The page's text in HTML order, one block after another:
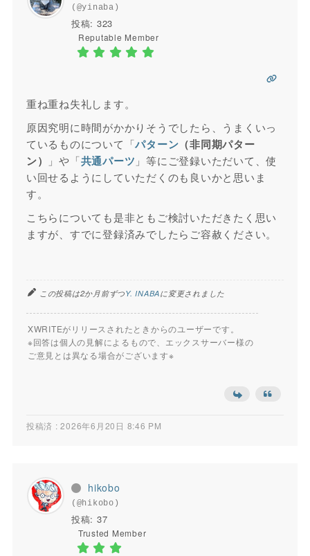
(@yinaba)
投稿: 323
Reputable Member
重ね重ね失礼します。
原因究明に時間がかかりそうでしたら、うまくいっ
ているものについて「パターン （非同期パター
ン）
」や「共通パーツ 」等にご登録いただいて、使
い回せるようにしていただくのも良いかと思いま
す。
こちらについても是非ともご検討いただきたく思い
ますが、すでに登録済みでしたらご容赦ください。
この投稿は2か月前ずつY. INABAに変更されました
XWRITEがリリースされたときからのユーザーです。
※回答は個人の見解によるもので、エックスサーバー様の
ご意見とは異なる場合がございます※
投稿済 : 2026年6月20日 8:46 PM
hikobo
(@hikobo)
投稿: 37
Trusted Member